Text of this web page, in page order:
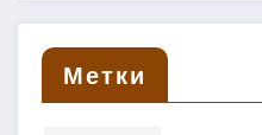
Метки